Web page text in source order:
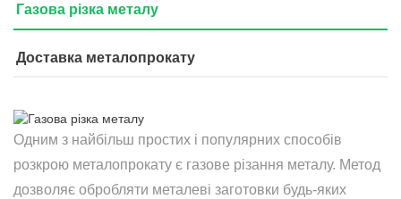
Газова різка металу
Доставка металопрокату
Одним з найбільш простих і популярних способів
розкрою металопрокату є газове різання металу. Метод
дозволяє обробляти металеві заготовки будь-яких